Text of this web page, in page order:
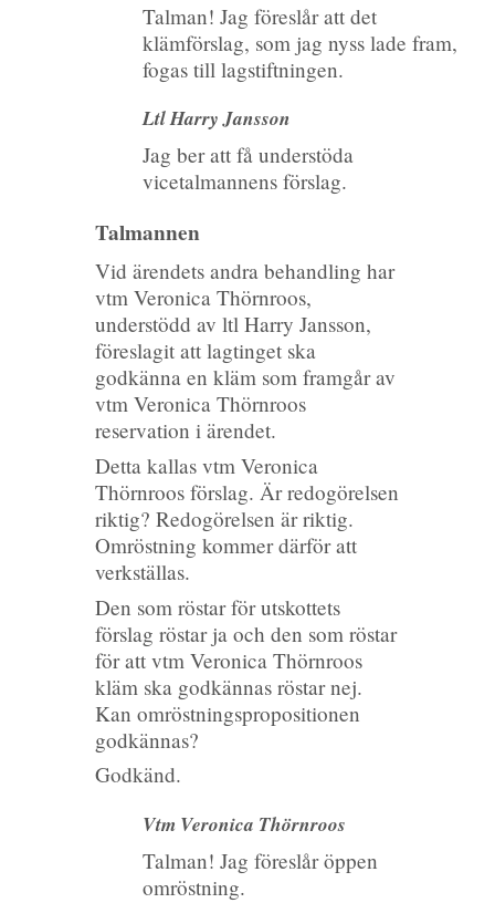
Talman! Jag föreslår att det
klämförslag, som jag nyss lade fram,
fogas till lagstiftningen.
Ltl Harry Jansson
Jag ber att få understöda
vicetalmannens förslag.
Talmannen
Vid ärendets andra behandling har
vtm Veronica Thörnroos,
understödd av ltl Harry Jansson,
föreslagit att lagtinget ska
godkänna en kläm som framgår av
vtm Veronica Thörnroos
reservation i ärendet.
Detta kallas vtm Veronica
Thörnroos förslag. Är redogörelsen
riktig? Redogörelsen är riktig.
Omröstning kommer därför att
verkställas.
Den som röstar för utskottets
förslag röstar ja och den som röstar
för att vtm Veronica Thörnroos
kläm ska godkännas röstar nej.
Kan omröstningspropositionen
godkännas?
Godkänd.
Vtm Veronica Thörnroos
Talman! Jag föreslår öppen
omröstning.